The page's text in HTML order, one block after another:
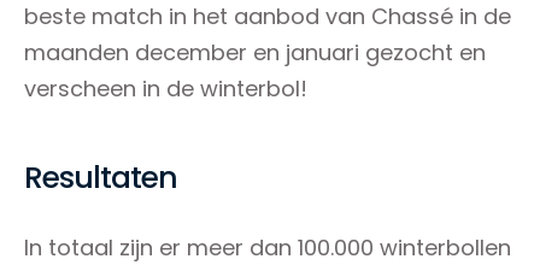
beste match in het aanbod van Chassé in de
maanden december en januari gezocht en
verscheen in de winterbol!
Resultaten
In totaal zijn er meer dan 100.000 winterbollen